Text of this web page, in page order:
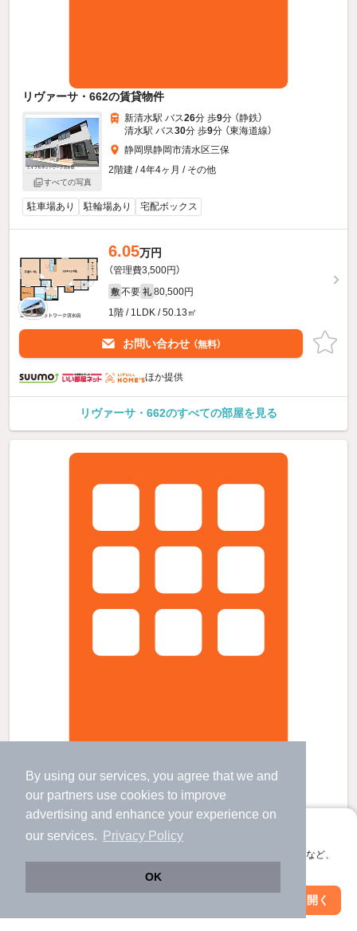
By using our services, you agree that we and
our partners use cookies to improve
advertising and enhance your experience on
our services.
Privacy Policy
OK
アプリに切り替えて、サクサクお部屋探し
会員登録なしですぐ使える。マップ検索やお気に入り保存など、
アプリを開く
リヴァーサ・662の賃貸物件
すべての写真
新清水駅 バス26分 歩9分 （静鉄）
清水駅 バス30分 歩9分 （東海道線）
静岡県静岡市清水区三保
2階建 / 4年4ヶ月 / その他
駐車場あり 駐輪場あり 宅配ボックス
6.05万円
（管理費3,500円）
敷 不要 礼 80,500円
1階 / 1LDK / 50.13㎡
お問い合わせ （無料）
ほか提供
リヴァーサ・662のすべての部屋を見る
AFCレジデンス・XIIの賃貸物件
新清水駅 バス19分 歩7分 （静鉄）
清水駅 バス
分 （東海道線）
2階建 / 4年6ヶ月 / その他
宅配ボックス
絞り込み条件を変更